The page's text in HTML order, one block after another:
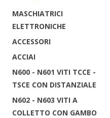
MASCHIATRICI
ELETTRONICHE
ACCESSORI
ACCIAI
N600 - N601 VITI TCCE -
TSCE CON DISTANZIALE
N602 - N603 VITI A
COLLETTO CON GAMBO